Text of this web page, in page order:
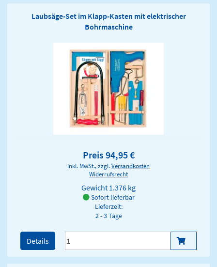
Laubsäge-Set im Klapp-Kasten mit elektrischer
Bohrmaschine
Preis 94,95 €
inkl. MwSt., zzgl.Versandkosten
Widerrufsrecht
Gewicht 1.376 kg
Sofort lieferbar
Lieferzeit:
2 - 3 Tage
Details